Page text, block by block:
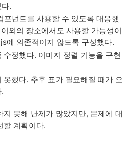
.
넌트를 사용할 수 있도록 대응했
외의 장소에서도 사용할 가능성이
에 의존적이지 않도록 구성했다.
수정했다. 이미지 정렬 기능을 구현
못했다. 추후 표가 필요해질 때가 오
못해 난제가 많았지만, 문제에 대
할 계획이다.